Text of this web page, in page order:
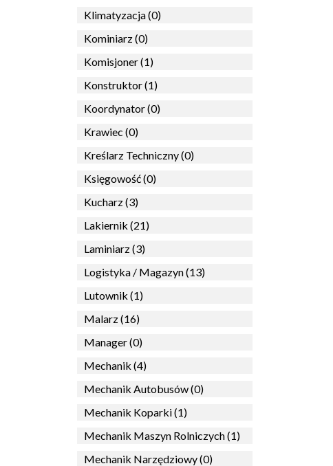
Klimatyzacja (0)
Kominiarz (0)
Komisjoner (1)
Konstruktor (1)
Koordynator (0)
Krawiec (0)
Kreślarz Techniczny (0)
Księgowość (0)
Kucharz (3)
Lakiernik (21)
Laminiarz (3)
Logistyka / Magazyn (13)
Lutownik (1)
Malarz (16)
Manager (0)
Mechanik (4)
Mechanik Autobusów (0)
Mechanik Koparki (1)
Mechanik Maszyn Rolniczych (1)
Mechanik Narzędziowy (0)